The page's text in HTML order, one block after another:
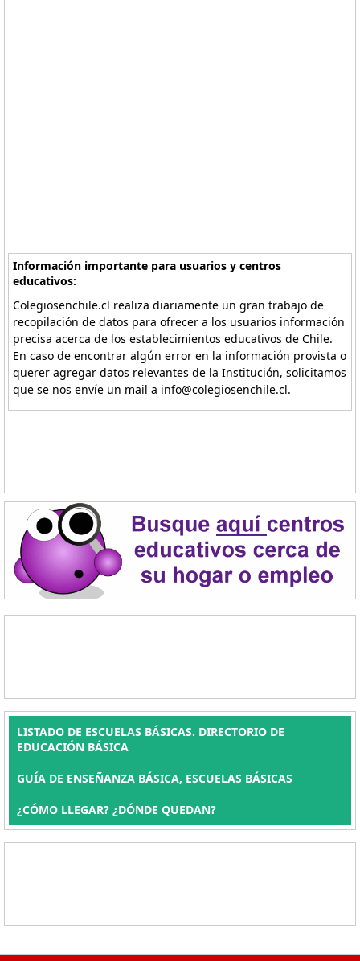
Información importante para usuarios y centros
educativos:
Colegiosenchile.cl realiza diariamente un gran trabajo de
recopilación de datos para ofrecer a los usuarios información
precisa acerca de los establecimientos educativos de Chile.
En caso de encontrar algún error en la información provista o
querer agregar datos relevantes de la Institución, solicitamos
que se nos envíe un mail a info@colegiosenchile.cl.
LISTADO DE ESCUELAS BÁSICAS. DIRECTORIO DE
EDUCACIÓN BÁSICA
GUÍA DE ENSEÑANZA BÁSICA, ESCUELAS BÁSICAS
¿CÓMO LLEGAR? ¿DÓNDE QUEDAN?